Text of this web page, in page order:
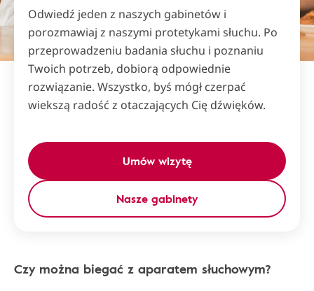
Odwiedź jeden z naszych gabinetów i
porozmawiaj z naszymi protetykami słuchu. Po
przeprowadzeniu badania słuchu i poznaniu
Twoich potrzeb, dobiorą odpowiednie
rozwiązanie. Wszystko, byś mógł czerpać
wiekszą radość z otaczających Cię dźwięków.
Umów wizytę
Nasze gabinety
Czy można biegać z aparatem słuchowym?